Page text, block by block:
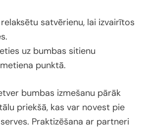
satvērienu, lai izvairītos
uz bumbas sitienu
punktā.
bumbas izmešanu pārāk
priekšā, kas var novest pie
Praktizēšana ar partneri